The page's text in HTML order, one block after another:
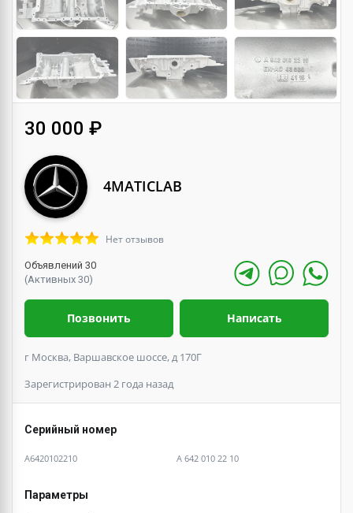
30 000 ₽
4MATICLAB
Нет отзывов
Объявлений 30
(Активных 30)
Позвонить Написать
г Москва, Варшавское шоссе, д 170Г
Зарегистрирован 2 года назад
Серийный номер
A6420102210 A 642 010 22 10
Параметры